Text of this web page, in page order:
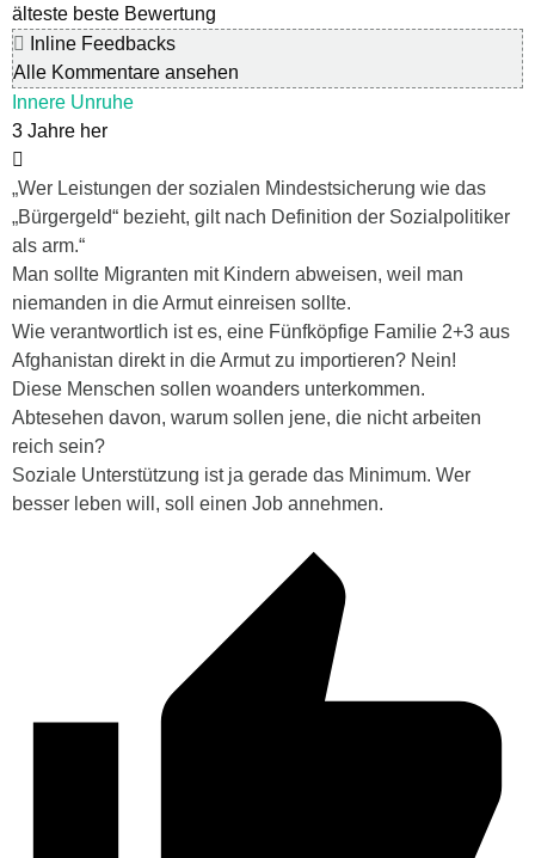
älteste beste Bewertung
Inline Feedbacks
Alle Kommentare ansehen
Innere Unruhe
3 Jahre her
„Wer Leistungen der sozialen Mindestsicherung wie das
„Bürgergeld“ bezieht, gilt nach Definition der Sozialpolitiker
als arm.“
Man sollte Migranten mit Kindern abweisen, weil man
niemanden in die Armut einreisen sollte.
Wie verantwortlich ist es, eine Fünfköpfige Familie 2+3 aus
Afghanistan direkt in die Armut zu importieren? Nein!
Diese Menschen sollen woanders unterkommen.
Abtesehen davon, warum sollen jene, die nicht arbeiten
reich sein?
Soziale Unterstützung ist ja gerade das Minimum. Wer
besser leben will, soll einen Job annehmen.